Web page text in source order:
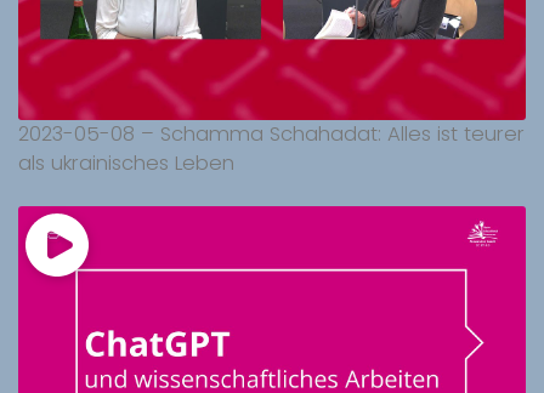
2023-05-08 – Schamma Schahadat: Alles ist teurer
als ukrainisches Leben